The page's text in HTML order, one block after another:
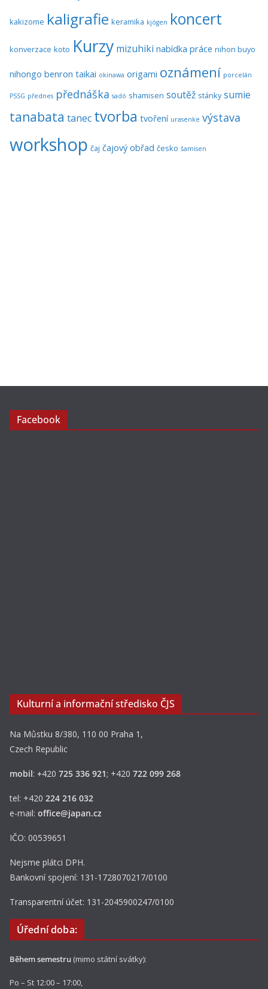
kakizome kaligrafie keramika kjógen koncert
konverzace koto Kurzy mizuhiki nabídka práce nihon buyo
nihongo benron taikai okinawa origami oznámení porcelán
PSSG přednes přednáška sadó shamisen soutěž stánky sumie
tanabata tanec tvorba tvoření urasenke výstava
workshop čaj čajový obřad česko šamisen
Facebook
Kulturní a informační středisko ČJS
Na Můstku 8/380, 110 00 Praha 1,
Czech Republic
mobil: +420 725 336 921; +420 722 099 268
tel: +420 224 216 032
e-mail: office@japan.cz
IČO: 00539651
Nejsme plátci DPH.
Bankovní spojení: 131-1728070217/0100
Transparentní účet: 131-2045900247/0100
Úřední doba:
Během semestru (mimo státní svátky):
Po – St 12:00 – 17:00,